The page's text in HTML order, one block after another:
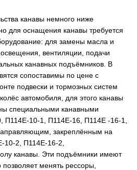
канавы немного ниже
для оснащения канавы требуется
для замены масла и
вентиляции, подачи
канавных подъёмников. В
сопоставимы по цене с
подвески и тормозных систем
автомобиля, для этого канавы
специальными канавными
П114Е-10-1, П114Е-16, П114Е -16-1,
закреплённым на
10-2, П114Е-16-2,
канавы. Эти подъёмники имеют
менять рессоры,